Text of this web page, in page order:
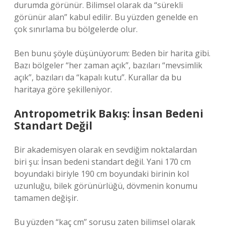
durumda görünür. Bilimsel olarak da “sürekli
görünür alan” kabul edilir. Bu yüzden genelde en
çok sınırlama bu bölgelerde olur.
Ben bunu şöyle düşünüyorum: Beden bir harita gibi.
Bazı bölgeler “her zaman açık”, bazıları “mevsimlik
açık”, bazıları da “kapalı kutu”. Kurallar da bu
haritaya göre şekilleniyor.
Antropometrik Bakış: İnsan Bedeni
Standart Değil
Bir akademisyen olarak en sevdiğim noktalardan
biri şu: İnsan bedeni standart değil. Yani 170 cm
boyundaki biriyle 190 cm boyundaki birinin kol
uzunluğu, bilek görünürlüğü, dövmenin konumu
tamamen değişir.
Bu yüzden “kaç cm” sorusu zaten bilimsel olarak